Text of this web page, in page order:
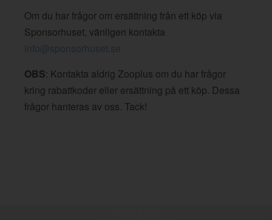
Om du har frågor om ersättning från ett köp via
Sponsorhuset, vänligen kontakta
info@sponsorhuset.se
OBS: Kontakta aldrig Zooplus om du har frågor
kring rabattkoder eller ersättning på ett köp. Dessa
frågor hanteras av oss. Tack!